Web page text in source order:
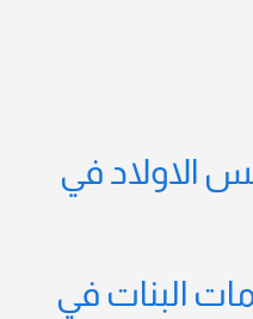
الاولاد في
البنات في